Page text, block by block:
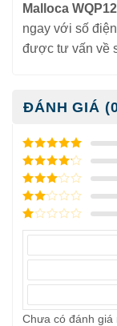
Malloca
ngay với số
được tư vấn về
ĐÁNH GIÁ
5/ 5 điểm
4/ 5
điểm
3/ 5
điểm
2/
điểm
1
điểm
Chưa có đánh giá